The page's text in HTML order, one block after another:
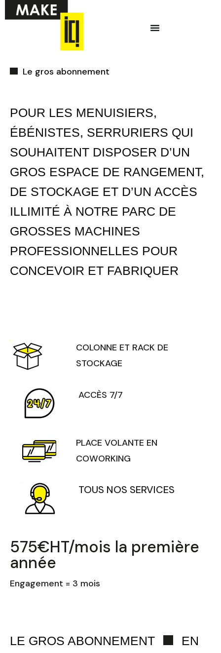
Aller
au Menu
Le gros abonnement
POUR LES MENUISIERS,
ÉBÉNISTES, SERRURIERS QUI
SOUHAITENT DISPOSER D’UN
GROS ESPACE DE RANGEMENT,
DE STOCKAGE ET D’UN ACCÈS
ILLIMITÉ À NOTRE PARC DE
GROSSES MACHINES
PROFESSIONNELLES POUR
CONCEVOIR ET FABRIQUER
COLONNE ET RACK DE
STOCKAGE
ACCÈS 7/7
PLACE VOLANTE EN
COWORKING
TOUS NOS SERVICES
575€HT/mois la première
année
Engagement = 3 mois
LE GROS ABONNEMENT
EN
trouverez une liste
disponibles pour
la réunion
d’information en
ligne.